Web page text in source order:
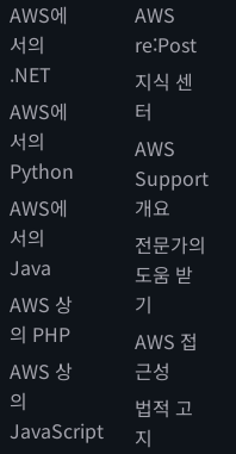
AWS에
서의
.NET
AWS에
서의
Python
AWS에
서의
Java
AWS 상
의 PHP
AWS 상
의
JavaScript
AWS
re:Post
지식 센
터
AWS
Support
개요
전문가의
도움 받
기
AWS 접
근성
법적 고
지